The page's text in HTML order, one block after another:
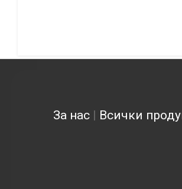
За нас| Всички